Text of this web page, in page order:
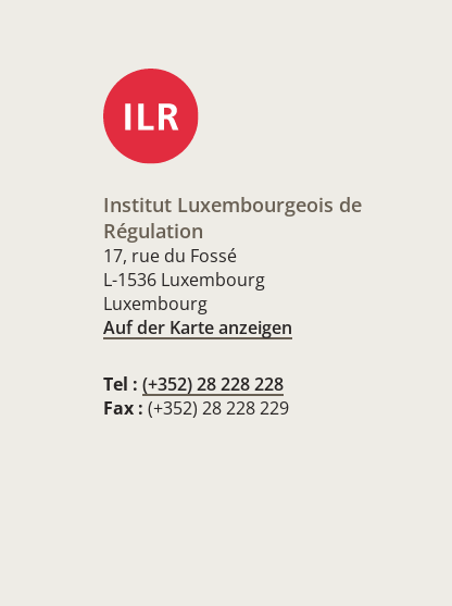
Institut Luxembourgeois de
Régulation
17, rue du Fossé
L-1536 Luxembourg
Luxembourg
Auf der Karte anzeigen
Tel : (+352) 28 228 228
Fax : (+352) 28 228 229